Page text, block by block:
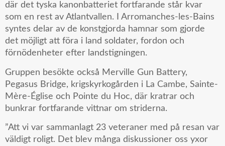
där det tyska kanonbatteriet fortfarande står kvar
som en rest av Atlantvallen. I Arromanches-les-Bains
syntes delar av de konstgjorda hamnar som gjorde
det möjligt att föra i land soldater, fordon och
förnödenheter efter landstigningen.
Gruppen besökte också Merville Gun Battery,
Pegasus Bridge, krigskyrkogården i La Cambe, Sainte-
Mère-Église och Pointe du Hoc, där kratrar och
bunkrar fortfarande vittnar om striderna.
”Att vi var sammanlagt 23 veteraner med på resan var
väldigt roligt. Det blev många diskussioner oss yxor